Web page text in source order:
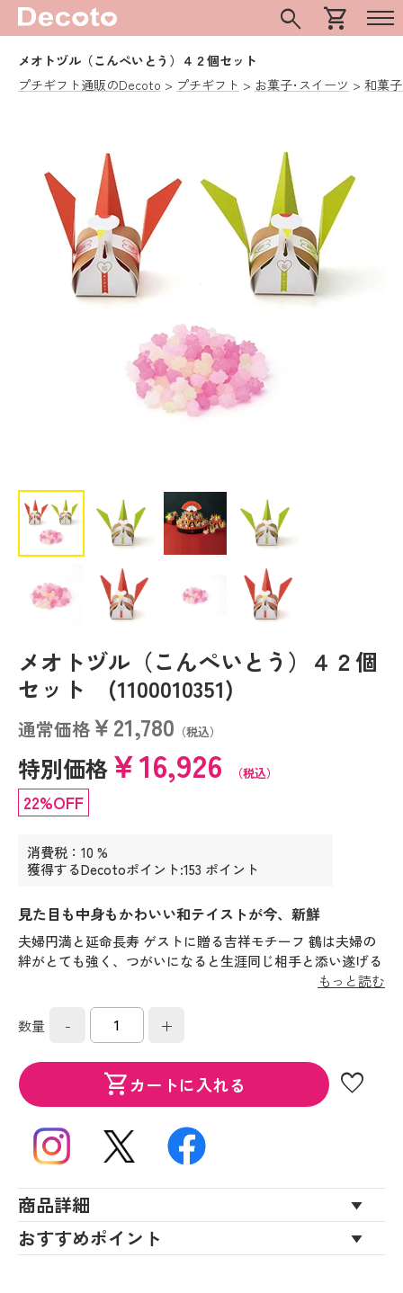
search shopping_cart
メオトヅル（こんぺいとう）４２個セット
プチギフト通販のDecoto
プチギフト お菓子･スイーツ 和菓
メオトヅル（こんぺいとう）４２個
セット (1100010351)
通常価格￥21,780 （税込）
特別価格￥16,926 （税込）
22%OFF
消費税：10 %
獲得するDecotoポイント:153 ポイント
見た目も中身もかわいい和テイストが今、新鮮
夫婦円満と延命長寿 ゲストに贈る吉祥モチーフ 鶴は夫婦の
絆がとても強く、つがいになると生涯同じ相手と添い遂げる
といわれており、さらに、長寿の象徴ともされていることか
もっと読む
数量 - +
shopping_cartカートに入れる favorite
商品詳細
おすすめポイント